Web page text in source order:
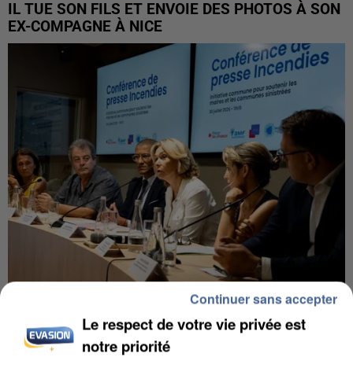
IL TUE SON FILS ET ENVOIE DES PHOTOS À SON
EX-COMPAGNE À NICE
INCENDIES : L’ÎLE-DE-FRANCE LANCE UN ÉLAN
DE SOLIDARITÉ AVEC LES...
Le respect de votre vie privée est
notre priorité
Continuer sans accepter